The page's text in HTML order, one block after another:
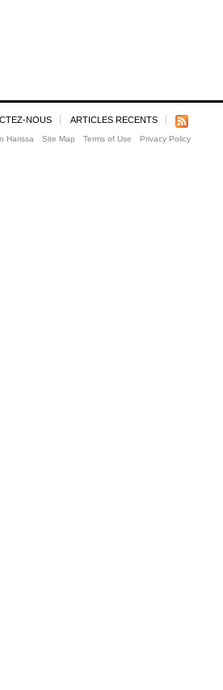
NOUS ARTICLES RECENTS
Harissa Site Map Terms of Use Privacy Policy